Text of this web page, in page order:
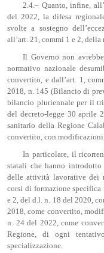
2.4.– Quanto, infine,
del 2022, la difesa
svolte a sostegno
all’art. 21, commi 1 e 2,
Il Governo non
normativo nazionale
convertito, e dall’art. 1,
2018, n. 145 (Bilancio di
bilancio pluriennale per il
del decreto-legge 30 aprile
sanitario della Regione
convertito, con
In particolare, il
statali che hanno
delle attività lavorative dei
corsi di formazione
e 2, del d.l. n. 18 del 2020,
2018, come convertito,
n. 24 del 2022, come
Regione, di ogni
specializzazione.